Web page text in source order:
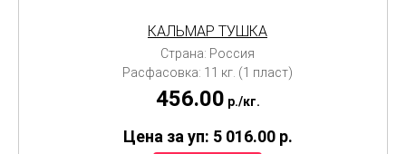
КАЛЬМАР ТУШКА
Страна: Россия
Расфасовка: 11 кг. (1 пласт)
456.00 p./кг.
Цена за уп: 5 016.00 p.